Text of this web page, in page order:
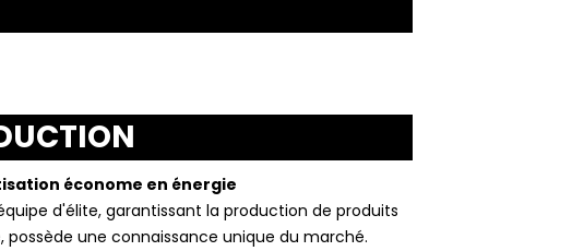
économe en énergie
d'élite, garantissant la production de produits
une connaissance unique du marché.